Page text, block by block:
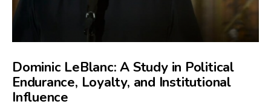
Dominic LeBlanc: A Study in Political
Endurance, Loyalty, and Institutional
Influence